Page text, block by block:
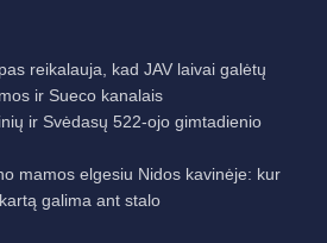
reikalauja, kad JAV laivai galėtų
ir Sueco kanalais
ir Svėdasų 522-ojo gimtadienio
mamos elgesiu Nidos kavinėje: kur
galima ant stalo